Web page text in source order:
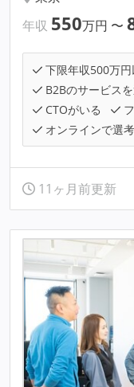
年収 550万円 〜
下限年収500万円
B2Bのサービス
CTOがいる
オンラインで選
11ヶ月前更新